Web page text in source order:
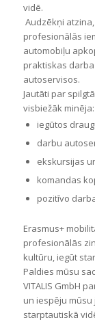
vidē.
Audzēkņi
profesionālās
automobiļu
praktiskas
autoservisos.
Jautāti par
visbiežāk minēja:
iegūtos
darbu
ekskursijas
komandas
pozitīvo
Erasmus+
profesionālās
kultūru, iegūt
Paldies mūsu
VITALIS GmbH
un iespēju
starptautiskā